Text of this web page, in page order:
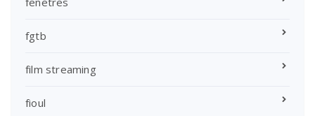
fgtb
film streaming
fioul